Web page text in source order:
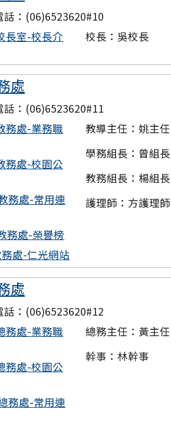
話：(06)6523620#10
長室-校長介
校長：吳校長
處
話：(06)6523620#11
務處-業務職
務處-校園公
務處-常用連
務處-榮譽榜
處-仁光網站
教導主任：姚主任
學務組長：曾組長
教務組長：楊組長
護理師：方護理師
處
話：(06)6523620#12
務處-業務職
務處-校園公
務處-常用連
總務主任：黃主任
幹事：林幹事